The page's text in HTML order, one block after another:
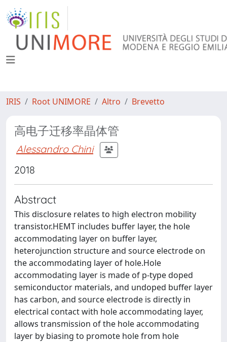
IRIS Root UNIMORE Altro Brevetto
高电子迁移率晶体管
Alessandro Chini
2018
Abstract
This disclosure relates to high electron mobility
transistor.HEMT includes buffer layer, the hole
accommodating layer on buffer layer,
heterojunction structure and source electrode on
the accommodating layer of hole.Hole
accommodating layer is made of p-type doped
semiconductor materials, and undoped buffer layer
has carbon, and source electrode is directly in
electrical contact with hole accommodating layer,
allows transmission of the hole accommodating
layer by biasing to promote hole from hole